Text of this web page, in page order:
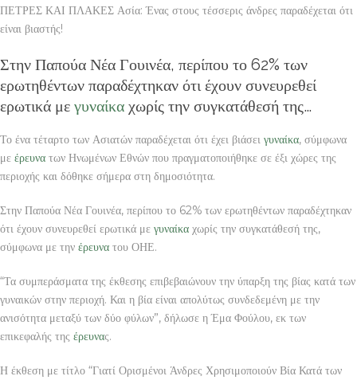
ΠΕΤΡΕΣ ΚΑΙ ΠΛΑΚΕΣ Ασία: Ένας στους τέσσερις άνδρες παραδέχεται ότι
είναι βιαστής!
Στην Παπούα Νέα Γουινέα, περίπου το 62% των
ερωτηθέντων παραδέχτηκαν ότι έχουν συνευρεθεί
ερωτικά με γυναίκα χωρίς την συγκατάθεσή της…
Το ένα τέταρτο των Ασιατών παραδέχεται ότι έχει βιάσει γυναίκα, σύμφωνα
με έρευνα των Ηνωμένων Εθνών που πραγματοποιήθηκε σε έξι χώρες της
περιοχής και δόθηκε σήμερα στη δημοσιότητα.
Στην Παπούα Νέα Γουινέα, περίπου το 62% των ερωτηθέντων παραδέχτηκαν
ότι έχουν συνευρεθεί ερωτικά με γυναίκα χωρίς την συγκατάθεσή της,
σύμφωνα με την έρευνα του ΟΗΕ.
“Τα συμπεράσματα της έκθεσης επιβεβαιώνουν την ύπαρξη της βίας κατά των
γυναικών στην περιοχή. Και η βία είναι απολύτως συνδεδεμένη με την
ανισότητα μεταξύ των δύο φύλων”, δήλωσε η Έμα Φούλου, εκ των
επικεφαλής της έρευνας.
Η έκθεση με τίτλο “Γιατί Ορισμένοι Άνδρες Χρησιμοποιούν Βία Κατά των